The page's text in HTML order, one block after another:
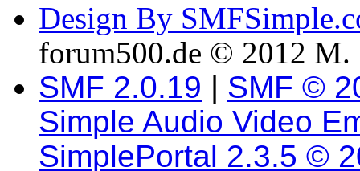
Design By
forum500.de © 2012 M.
SMF 2.0.19 | SMF ©
Simple Audio Video
SimplePortal 2.3.5 ©